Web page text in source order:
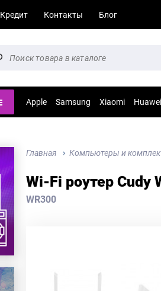
Кредит Контакты Блог
Apple Samsung Xiaomi Huawei
Главная Компьютеры и
Wi-Fi роутер Cudy
WR300